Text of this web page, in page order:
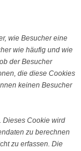
wie Besucher eine
wie häufig und wie
der Besucher
die diese Cookies
keinen Besucher
Dieses Cookie wird
zu berechnen
zu erfassen. Die